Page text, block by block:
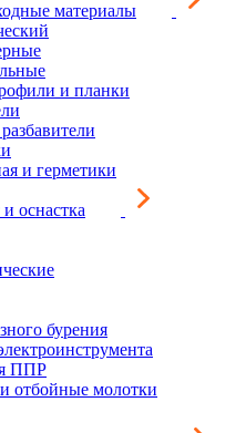
материалы
и планки
и герметики
оснастка
бурения
ППР
отбойные молотки